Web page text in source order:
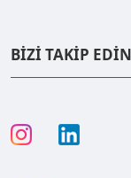
BİZİ TAKİP EDİN